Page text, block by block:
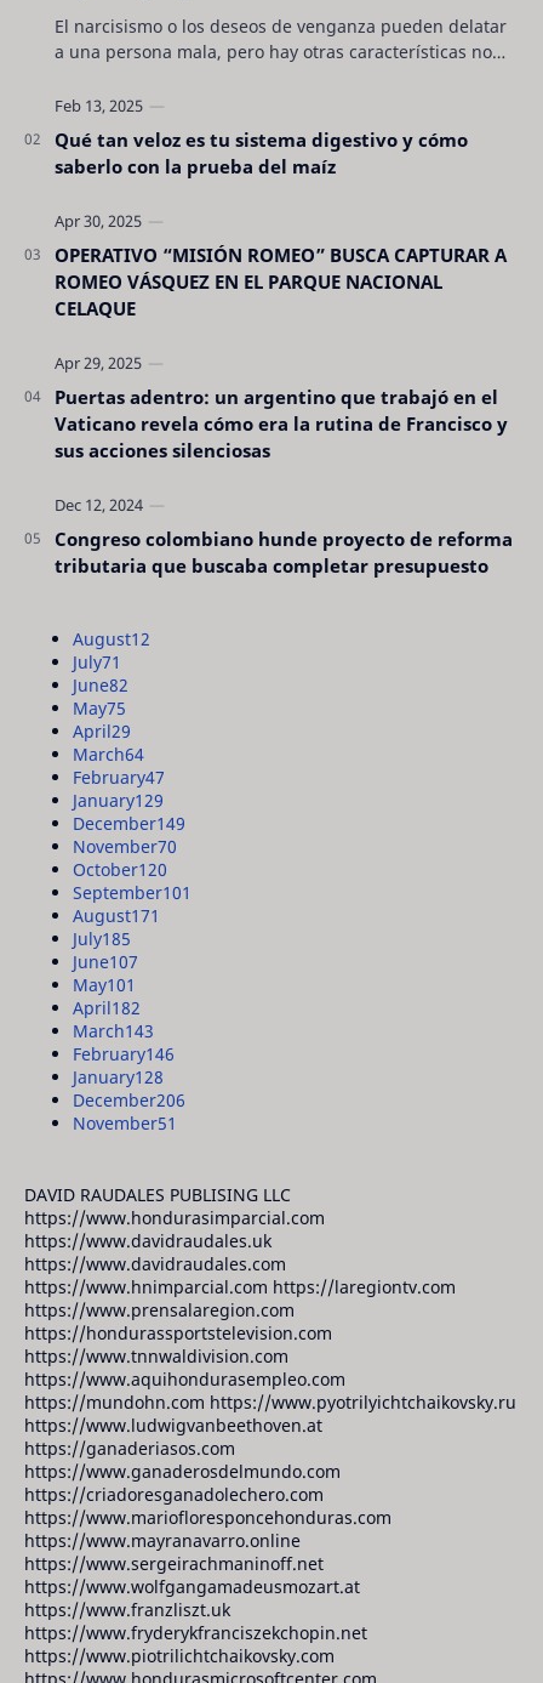
El narcisismo o los deseos de venganza pueden delatar
a una persona mala, pero hay otras características no
Qué tan veloz es tu sistema digestivo y cómo
saberlo con la prueba del maíz
OPERATIVO “MISIÓN ROMEO” BUSCA CAPTURAR A
ROMEO VÁSQUEZ EN EL PARQUE NACIONAL
CELAQUE
Puertas adentro: un argentino que trabajó en el
Vaticano revela cómo era la rutina de Francisco y
sus acciones silenciosas
Congreso colombiano hunde proyecto de reforma
tributaria que buscaba completar presupuesto
August12
July71
June82
May75
April29
March64
February47
January129
December149
November70
October120
September101
August171
July185
June107
May101
April182
March143
February146
January128
December206
November51
DAVID RAUDALES PUBLISING LLC
https://www.hondurasimparcial.com
https://www.davidraudales.uk
https://www.davidraudales.com
https://www.hnimparcial.com https://laregiontv.com
https://www.prensalaregion.com
https://hondurassportstelevision.com
https://www.tnnwaldivision.com
https://www.aquihondurasempleo.com
https://mundohn.com https://www.pyotrilyichtchaikovsky.ru
https://www.ludwigvanbeethoven.at
https://ganaderiasos.com
https://www.ganaderosdelmundo.com
https://criadoresganadolechero.com
https://www.mariofloresponcehonduras.com
https://www.mayranavarro.online
https://www.sergeirachmaninoff.net
https://www.wolfgangamadeusmozart.at
https://www.franzliszt.uk
https://www.fryderykfranciszekchopin.net
https://www.piotrilichtchaikovsky.com